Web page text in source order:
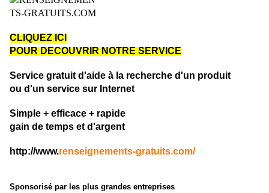
CLIQUEZ ICI
POUR DECOUVRIR NOTRE SERVICE
Service gratuit d'aide à la recherche d'un produit
ou d'un service sur Internet
Simple + efficace + rapide
gain de temps et d'argent
http://www.renseignements-gratuits.com/
Sponsorisé par les plus grandes entreprises